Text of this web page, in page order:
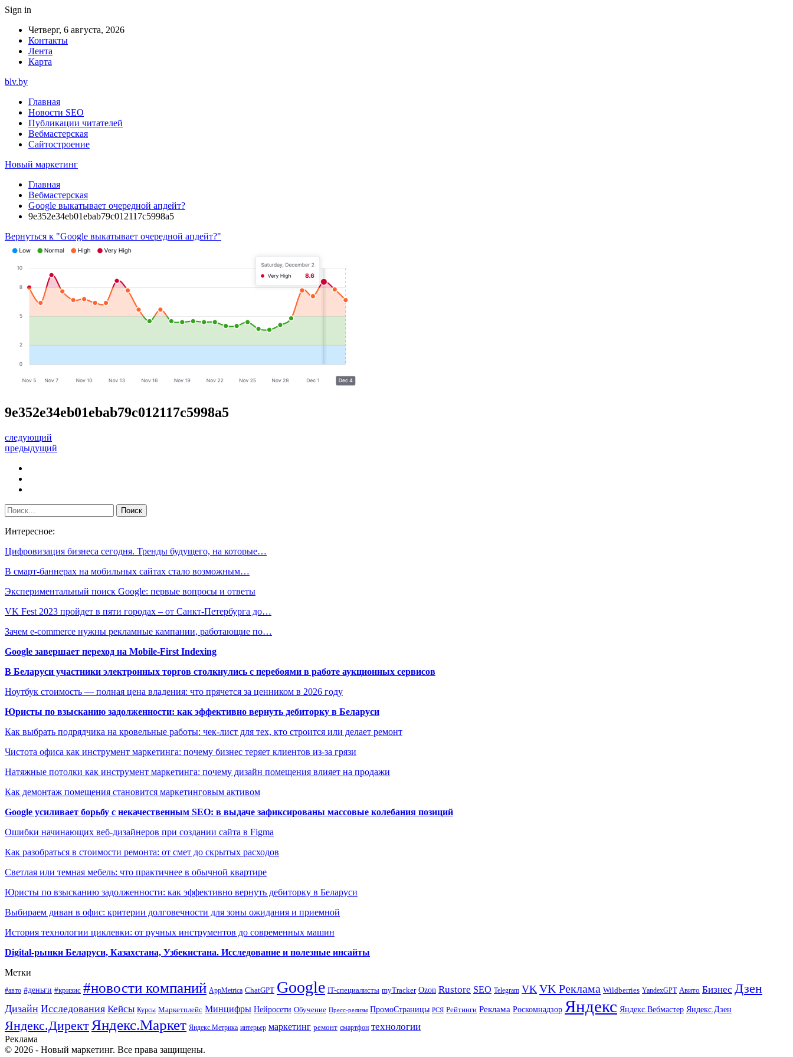
Sign in
Четверг, 6 августа, 2026
Контакты
Лента
Карта
blv.by
Главная
Новости SEO
Публикации читателей
Вебмастерская
Сайтостроение
Новый маркетинг
Главная
Вебмастерская
Google выкатывает очередной апдейт?
9e352e34eb01ebab79c012117c5998a5
Вернуться к "Google выкатывает очередной апдейт?"
9e352e34eb01ebab79c012117c5998a5
следующий
предыдущий
Интересное:
Цифровизация бизнеса сегодня. Тренды будущего, на которые…
В смарт-баннерах на мобильных сайтах стало возможным…
Экспериментальный поиск Google: первые вопросы и ответы
VK Fest 2023 пройдет в пяти городах – от Санкт-Петербурга до…
Зачем e-commerce нужны рекламные кампании, работающие по…
Google завершает переход на Mobile-First Indexing
В Беларуси участники электронных торгов столкнулись с перебоями в работе аукционных сервисов
Ноутбук стоимость — полная цена владения: что прячется за ценником в 2026 году
Юристы по взысканию задолженности: как эффективно вернуть дебиторку в Беларуси
Как выбрать подрядчика на кровельные работы: чек-лист для тех, кто строится или делает ремонт
Чистота офиса как инструмент маркетинга: почему бизнес теряет клиентов из-за грязи
Натяжные потолки как инструмент маркетинга: почему дизайн помещения влияет на продажи
Как демонтаж помещения становится маркетинговым активом
Google усиливает борьбу с некачественным SEO: в выдаче зафиксированы массовые колебания позиций
Ошибки начинающих веб-дизайнеров при создании сайта в Figma
Как разобраться в стоимости ремонта: от смет до скрытых расходов
Светлая или темная мебель: что практичнее в обычной квартире
Юристы по взысканию задолженности: как эффективно вернуть дебиторку в Беларуси
Выбираем диван в офис: критерии долговечности для зоны ожидания и приемной
История технологии циклевки: от ручных инструментов до современных машин
Digital-рынки Беларуси, Казахстана, Узбекистана. Исследование и полезные инсайты
Метки
#авто #деньги #кризис #новости компаний AppMetrica ChatGPT Google IT-специалисты myTracker Ozon Rustore SEO Telegram VK VK Реклама Wildberries YandexGPT Авито Бизнес Дзен
Дизайн Исследования Кейсы Курсы Маркетплейс Минцифры Нейросети Обучение Пресс-релизы ПромоСтраницы РСЯ Рейтинги Реклама Роскомнадзор Яндекс Яндекс.Вебмастер Яндекс.Дзен
Яндекс.ДиректЯндекс.Маркет Яндекс.Метрика интерьер маркетинг ремонт смартфон технологии
Реклама
© 2026 - Новый маркетинг. Все права защищены.